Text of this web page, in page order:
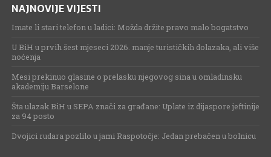
NAJNOVIJE VIJESTI
Imate li stari telefon u ladici: Možda držite pravo malo bogatstvo
U BiH u prvih šest mjeseci 2026. manje turističkih dolazaka, ali više
noćenja
Mesi prekinuo glasine o prelasku njegovog sina u omladinsku
akademiju Barselone
Šta ulazak BiH u SEPA znači za građane: Uplate iz dijaspore jeftinije
za 94 posto
Dvojici rudara pozlilo u jami Raspotočje: Jedan prebačen u bolnicu